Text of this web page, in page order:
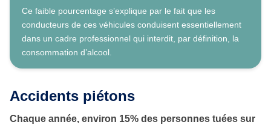
Ce faible pourcentage s’explique par le fait que les
conducteurs de ces véhicules conduisent essentiellement
dans un cadre professionnel qui interdit, par définition, la
consommation d’alcool.
Accidents piétons
Chaque année, environ 15% des personnes tuées sur